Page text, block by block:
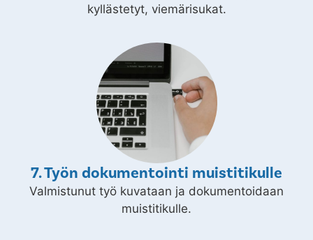
kyllästetyt, viemärisukat.
7. Työn dokumentointi muistitikulle
Valmistunut työ kuvataan ja dokumentoidaan
muistitikulle.